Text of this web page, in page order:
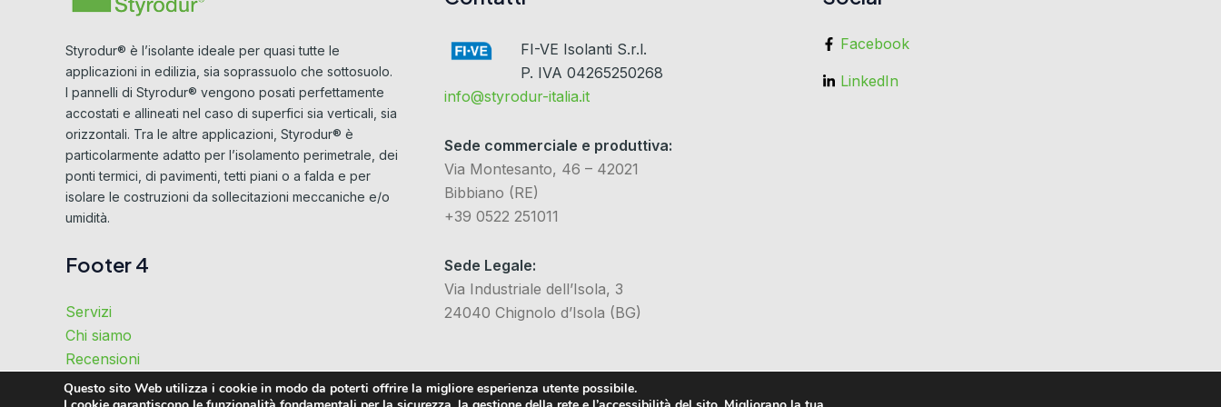
Styrodur® è l’isolante ideale per quasi tutte le
applicazioni in edilizia, sia soprassuolo che sottosuolo.
I pannelli di Styrodur® vengono posati perfettamente
accostati e allineati nel caso di superfici sia verticali, sia
orizzontali. Tra le altre applicazioni, Styrodur® è
particolarmente adatto per l’isolamento perimetrale, dei
ponti termici, di pavimenti, tetti piani o a falda e per
isolare le costruzioni da sollecitazioni meccaniche e/o
umidità.
Footer 4
Servizi
Chi siamo
Recensioni
Perché noi
FI-VE Isolanti S.r.l.
P. IVA 04265250268
info@styrodur-italia.it
Sede commerciale e produttiva:
Via Montesanto, 46 – 42021
Bibbiano (RE)
+39 0522 251011
Sede Legale:
Via Industriale dell’Isola, 3
24040 Chignolo d’Isola (BG)
Facebook
LinkedIn
Questo sito Web utilizza i cookie in modo da poterti offrire la migliore esperienza utente possibile.